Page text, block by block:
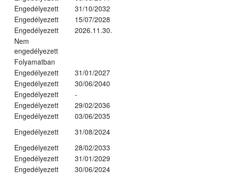
Engedélyezett
31/10/2032
Engedélyezett
15/07/2028
Engedélyezett
2026.11.30.
Nem
engedélyezett
Folyamatban
Engedélyezett
31/01/2027
Engedélyezett
30/06/2040
Engedélyezett
-
Engedélyezett
29/02/2036
Engedélyezett
03/06/2035
Engedélyezett
31/08/2024
Engedélyezett
28/02/2033
Engedélyezett
31/01/2029
Engedélyezett
30/06/2024